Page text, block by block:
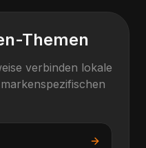
Themen
verbinden lokale